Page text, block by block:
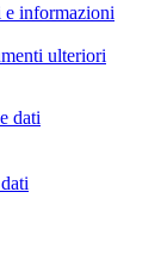
e informazioni
ulteriori
dati